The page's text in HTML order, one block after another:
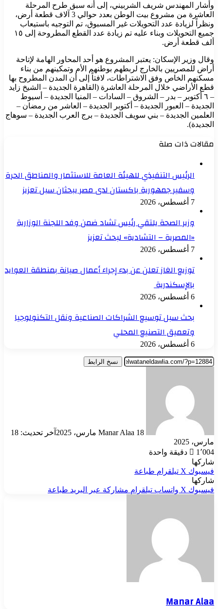
وأشار المهندس شريف الشربيني، إلى أنه سبق طرح المرحلة
العاشرة من مشروع بيت الوطن بعدد حوالي 3 آلاف قطعة أرض،
ونظراً لزيادة عدد التحويلات غير المسبوق، تم التوجيه باستيعاب
جميع التحويلات وبناء عليه تم زيادة عدد القطع المطروحة إلى ١٥
ألف قطعة أرض.
وقال وزير الإسكان: يعتبر المشروع هو أحد المحاور الهامة لإتاحة
أراض للمصريين بالخارج لربطهم بوطنهم الأم وتمكينهم من بناء
مسكنهم الخاص وفق الاشتراطات، لافتاً إلى أن المدن المطروح بها
قطع الأراضي خلال المرحلة العاشرة (القاهرة الجديدة – الشيخ زايد
– ٦ أكتوبر – بدر – الشروق – السادات – المنيا الجديدة – أسيوط
الجديدة – العبور الجديدة – أكتوبر الجديدة – العاشر من رمضان –
العلمين الجديدة – بني سويف الجديدة – برج العرب الجديدة – سوهاج
الجديدة).
مقالات ذات صلة
الرئيس التنفيذي للهيئة العامة للاستثمار والمناطق الحرة
وسفير جمهورية باكستان لدى مصر يبحثان سبل تعزيز
7 أغسطس، 2026
وزير الصحة يلتقي رئيس تشاد ضمن وفد اللجنة الوزارية
«المصرية – التشادية» لبحث تعزيز
7 أغسطس، 2026
توزيع الغاز تعلن عن بدء إجراء أعمال صيانة بمنطقة العوايد
بالإسكندرية
6 أغسطس، 2026
بحث سبل توسيع الشراكات الصناعية ونقل التكنولوجيا
وتعميق التصنيع المحلي
6 أغسطس، 2026
نسخ الرابط
Manar Alaa 18 مارس، 2025
آخر تحديث: 18
مارس، 2025
1٬004
دقيقة واحدة
شاركها
فيسبوك ‫X تيلقرام طباعة
شاركها
فيسبوك ‫X واتساب تيلقرام مشاركة عبر البريد طباعة
Manar Alaa